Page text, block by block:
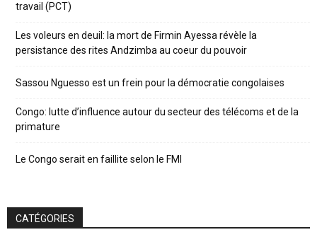
travail (PCT)
Les voleurs en deuil: la mort de Firmin Ayessa révèle la
persistance des rites Andzimba au coeur du pouvoir
Sassou Nguesso est un frein pour la démocratie congolaises
Congo: lutte d’influence autour du secteur des télécoms et de la
primature
Le Congo serait en faillite selon le FMI
CATÉGORIES